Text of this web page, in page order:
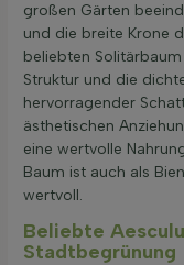
großen Gärten
und die breite Krone
beliebten
Struktur und die
hervorragender
ästhetischen
eine wertvolle
Baum ist auch als
wertvoll.
Beliebte
Stadtbegrünung